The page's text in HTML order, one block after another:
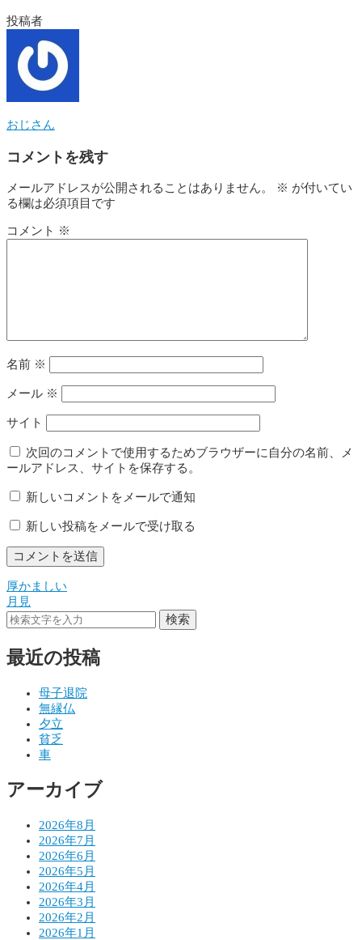
投稿者
おじさん
コメントを残す
メールアドレスが公開されることはありません。 ※ が付いてい
る欄は必須項目です
コメント ※
名前 ※
メール ※
サイト
次回のコメントで使用するためブラウザーに自分の名前、メ
ールアドレス、サイトを保存する。
新しいコメントをメールで通知
新しい投稿をメールで受け取る
投
稿
ビ
ン
厚かましい
月見
検索
最近の投稿
母子退院
無縁仏
夕立
貧乏
車
アーカイブ
2026年8月
2026年7月
2026年6月
2026年5月
2026年4月
2026年3月
2026年2月
2026年1月